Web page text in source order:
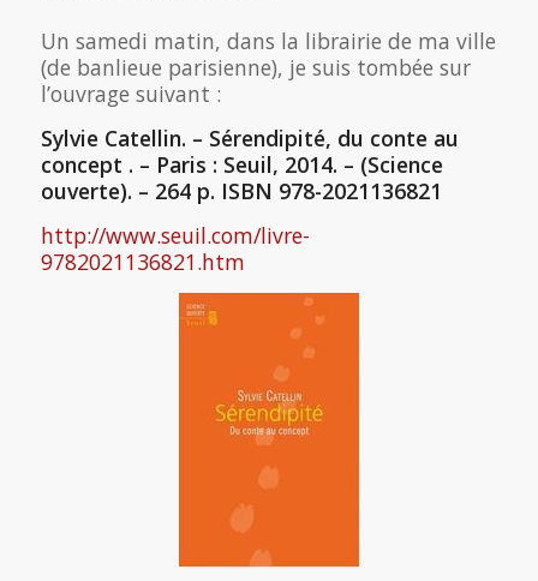
Un samedi matin, dans la librairie de ma ville
(de banlieue parisienne), je suis tombée sur
l’ouvrage suivant :
Sylvie Catellin. – Sérendipité, du conte au
concept . – Paris : Seuil, 2014. – (Science
ouverte). – 264 p. ISBN 978-2021136821
http://www.seuil.com/livre-
9782021136821.htm